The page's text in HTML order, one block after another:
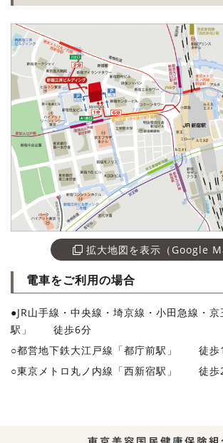
拡大地図を表示（Google
電車をご利用の場合
●JR山手線・中央線・埼京線・小田急線・
駅」 徒歩6分
○都営地下鉄大江戸線「都庁前駅」 徒歩
○東京メトロ丸ノ内線「西新宿駅」 徒歩